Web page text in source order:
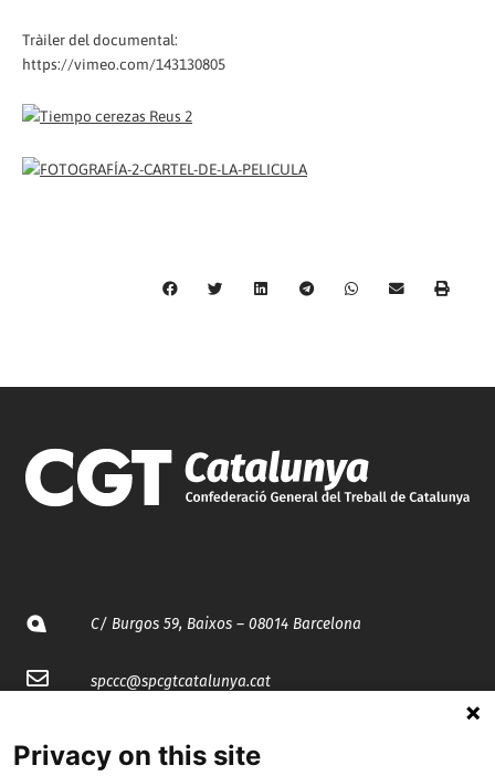
Tràiler del documental:
https://vimeo.com/143130805
C/ Burgos 59, Baixos – 08014 Barcelona
spccc@spcgtcatalunya.cat
Privacy on this site